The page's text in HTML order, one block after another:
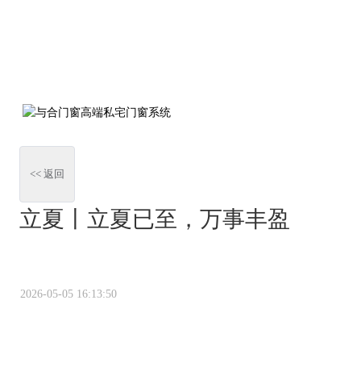
<< 返回
立夏丨立夏已至，万事丰盈
2026-05-05 16:13:50